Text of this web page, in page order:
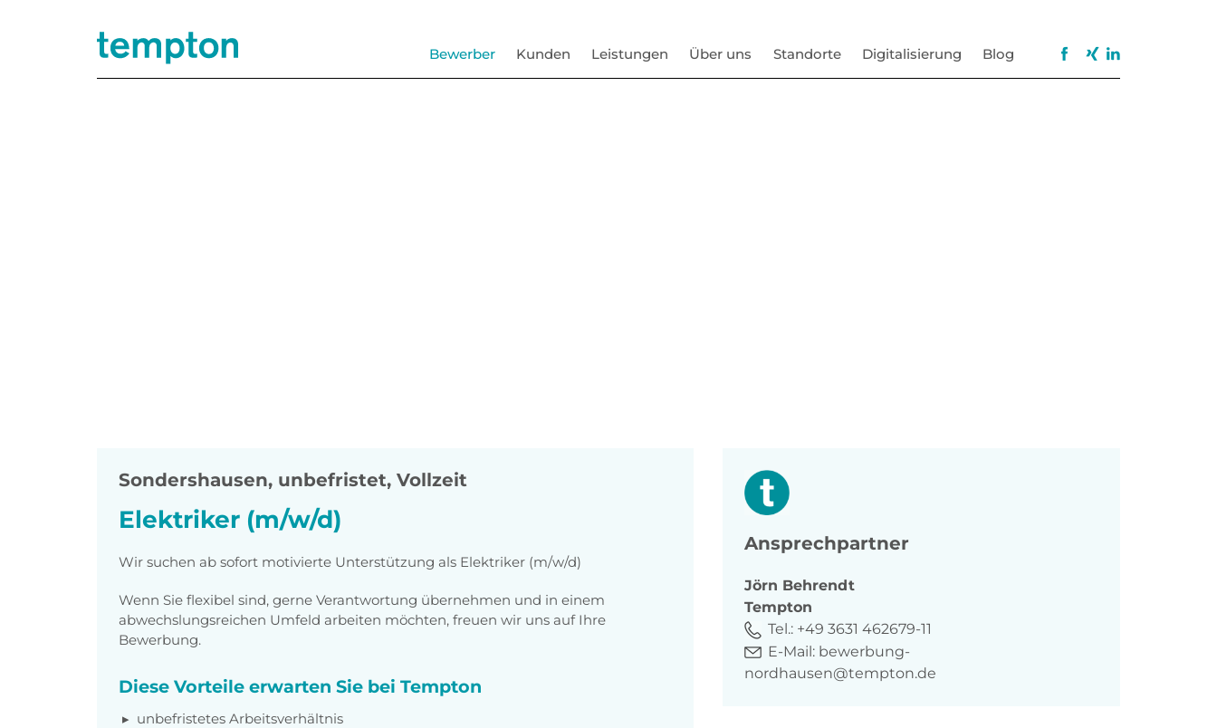
Bewerber Kunden Leistungen Über uns Standorte Digitalisierung Blog
Sondershausen, unbefristet, Vollzeit
Elektriker (m/w/d)
Wir suchen ab sofort motivierte Unterstützung als Elektriker (m/w/d)
Wenn Sie flexibel sind, gerne Verantwortung übernehmen und in einem
abwechslungsreichen Umfeld arbeiten möchten, freuen wir uns auf Ihre
Bewerbung.
Diese Vorteile erwarten Sie bei Tempton
unbefristetes Arbeitsverhältnis
Ansprechpartner
Jörn Behrendt
Tempton
Tel.: +49 3631 462679-11
E-Mail: bewerbung-
nordhausen@tempton.de